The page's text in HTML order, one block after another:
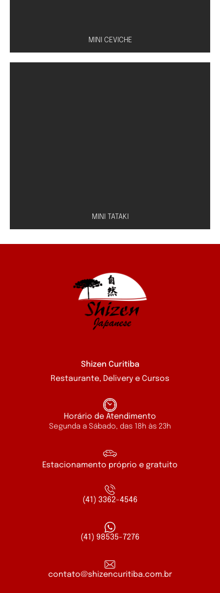
MINI CEVICHE
MINI TATAKI
Peixe à escolha (salmão, atum ou peixe branco)
com molho especial de shoyu e limão
Shizen Curitiba
Restaurante, Delivery e Cursos
Horário de Atendimento
Segunda a Sábado, das 18h às 23h
Estacionamento próprio e gratuito
(41) 3362-4546
(41) 98535-7276
contato@shizencuritiba.com.br